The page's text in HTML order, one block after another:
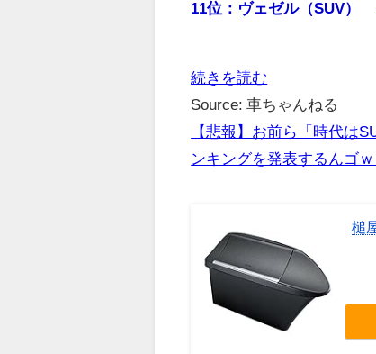
11位：ヴェゼル（SUV
続きを読む
Source: 車ちゃんねる
【悲報】お前ら「時代は
ンキングを発表するんゴ
槌